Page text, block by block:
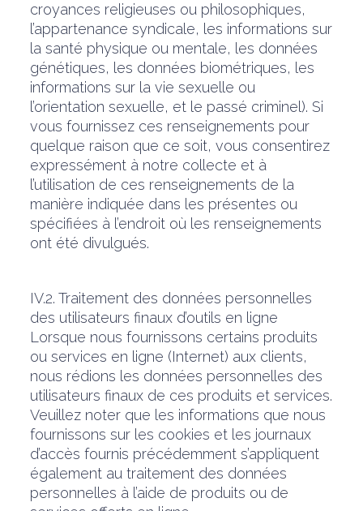
croyances religieuses ou philosophiques,
l’appartenance syndicale, les informations sur
la santé physique ou mentale, les données
génétiques, les données biométriques, les
informations sur la vie sexuelle ou
l’orientation sexuelle, et le passé criminel). Si
vous fournissez ces renseignements pour
quelque raison que ce soit, vous consentirez
expressément à notre collecte et à
l’utilisation de ces renseignements de la
manière indiquée dans les présentes ou
spécifiées à l’endroit où les renseignements
ont été divulgués.
IV.2. Traitement des données personnelles
des utilisateurs finaux d’outils en ligne
Lorsque nous fournissons certains produits
ou services en ligne (Internet) aux clients,
nous rédions les données personnelles des
utilisateurs finaux de ces produits et services.
Veuillez noter que les informations que nous
fournissons sur les cookies et les journaux
d’accès fournis précédemment s’appliquent
également au traitement des données
personnelles à l’aide de produits ou de